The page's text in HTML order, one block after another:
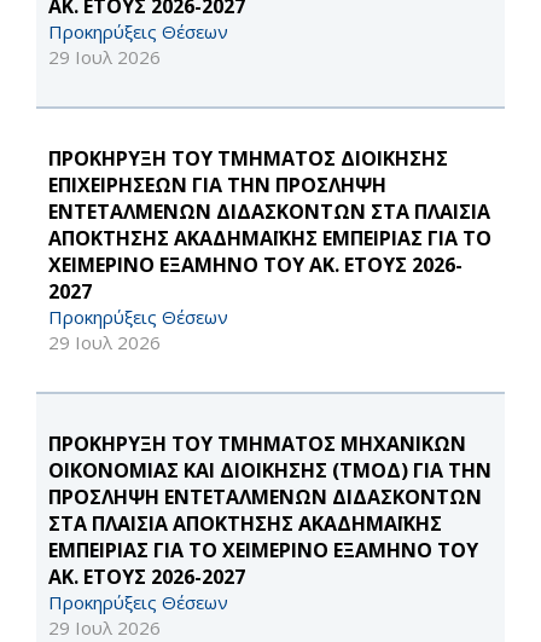
ΑΚ. ΕΤΟΥΣ 2026-2027
Προκηρύξεις Θέσεων
29 Ιουλ 2026
ΠΡΟΚΗΡΥΞΗ ΤΟΥ ΤΜΗΜΑΤΟΣ ΔΙΟΙΚΗΣΗΣ
ΕΠΙΧΕΙΡΗΣΕΩΝ ΓΙΑ ΤΗΝ ΠΡΟΣΛΗΨΗ
ΕΝΤΕΤΑΛΜΕΝΩΝ ΔΙΔΑΣΚΟΝΤΩΝ ΣΤΑ ΠΛΑΙΣΙΑ
ΑΠΟΚΤΗΣΗΣ ΑΚΑΔΗΜΑΪΚΗΣ ΕΜΠΕΙΡΙΑΣ ΓΙΑ ΤΟ
ΧΕΙΜΕΡΙΝΟ ΕΞΑΜΗΝΟ ΤΟΥ ΑΚ. ΕΤΟΥΣ 2026-
2027
Προκηρύξεις Θέσεων
29 Ιουλ 2026
ΠΡΟΚΗΡΥΞΗ ΤΟΥ ΤΜΗΜΑΤΟΣ ΜΗΧΑΝΙΚΩΝ
ΟΙΚΟΝΟΜΙΑΣ ΚΑΙ ΔΙΟΙΚΗΣΗΣ (ΤΜΟΔ) ΓΙΑ ΤΗΝ
ΠΡΟΣΛΗΨΗ ΕΝΤΕΤΑΛΜΕΝΩΝ ΔΙΔΑΣΚΟΝΤΩΝ
ΣΤΑ ΠΛΑΙΣΙΑ ΑΠΟΚΤΗΣΗΣ ΑΚΑΔΗΜΑΪΚΗΣ
ΕΜΠΕΙΡΙΑΣ ΓΙΑ ΤΟ ΧΕΙΜΕΡΙΝΟ ΕΞΑΜΗΝΟ ΤΟΥ
ΑΚ. ΕΤΟΥΣ 2026-2027
Προκηρύξεις Θέσεων
29 Ιουλ 2026